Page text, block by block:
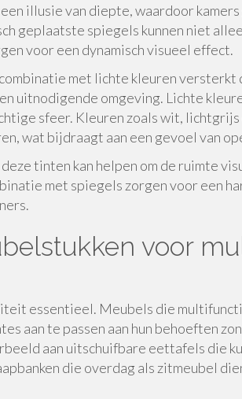
illusie van diepte, waardoor
geplaatste spiegels kunnen niet
voor een dynamisch visueel effect.
met lichte kleuren versterkt
uitnodigende omgeving. Lichte
sfeer. Kleuren zoals wit,
wat bijdraagt aan een gevoel van
tinten kan helpen om de ruimte
met spiegels zorgen voor een
voor
essentieel. Meubels die
aan te passen aan hun behoeften
aan uitschuifbare eettafels die
die overdag als zitmeubel